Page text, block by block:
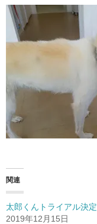
関連
太郎くんトライアル決定
2019年12月15日